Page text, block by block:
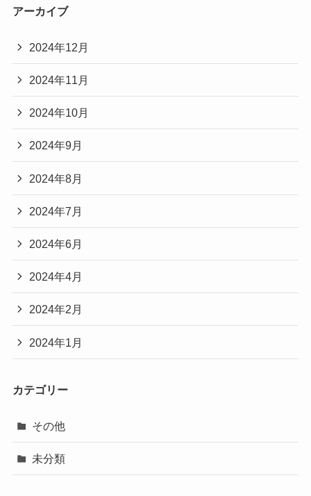
アーカイブ
2024年12月
2024年11月
2024年10月
2024年9月
2024年8月
2024年7月
2024年6月
2024年4月
2024年2月
2024年1月
カテゴリー
その他
未分類